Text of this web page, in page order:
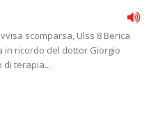
scomparsa, Ulss 8 Berica
in ricordo del dottor Giorgio
di terapia...